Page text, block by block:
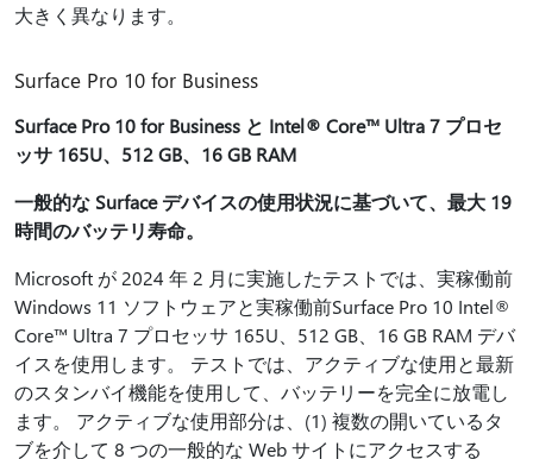
大きく異なります。
Surface Pro 10 for Business
Surface Pro 10 for Business と Intel® Core™ Ultra 7 プロセ
ッサ 165U、512 GB、16 GB RAM
一般的な Surface デバイスの使用状況に基づいて、最大 19
時間のバッテリ寿命。
Microsoft が 2024 年 2 月に実施したテストでは、実稼働前
Windows 11 ソフトウェアと実稼働前Surface Pro 10 Intel®
Core™ Ultra 7 プロセッサ 165U、512 GB、16 GB RAM デバ
イスを使用します。 テストでは、アクティブな使用と最新
のスタンバイ機能を使用して、バッテリーを完全に放電し
ます。 アクティブな使用部分は、(1) 複数の開いているタ
ブを介して 8 つの一般的な Web サイトにアクセスする